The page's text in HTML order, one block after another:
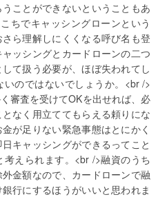
ことができないということもあ
ちでキャッシングローンという
ら理解しにくくなる呼び名も登
ッシングとカードローンの二つ
て扱う必要が、ほぼ失われてし
のではないでしょうか。<br />
審査を受けてOKを出せれば、必
なく用立ててもらえる頼りにな
が足りない緊急事態はとにかく
キャッシングができるってこと
えられます。<br />融資のうち
金額なので、カードローンで融
行にするほうがいいと思われま